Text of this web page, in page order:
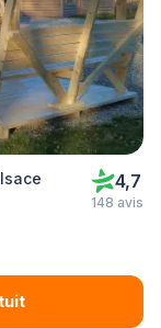
4,7
148 avis